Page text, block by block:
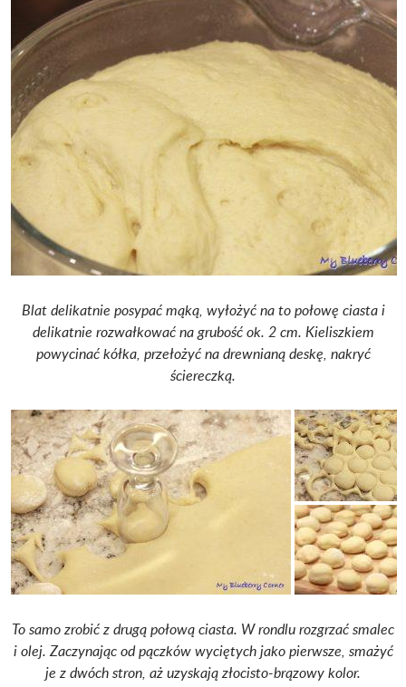
Blat delikatnie posypać mąką, wyłożyć na to połowę ciasta i
delikatnie rozwałkować na grubość ok. 2 cm. Kieliszkiem
powycinać kółka, przełożyć na drewnianą deskę, nakryć
ściereczką.
To samo zrobić z drugą połową ciasta. W rondlu rozgrzać smalec
i olej. Zaczynając od pączków wyciętych jako pierwsze, smażyć
je z dwóch stron, aż uzyskają złocisto-brązowy kolor.